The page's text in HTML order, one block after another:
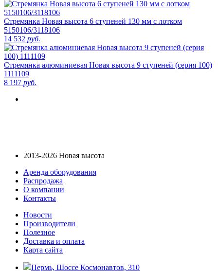
Стремянка Новая высота 6 ступеней 130 мм с лотком
5150106/3118106
14 532 руб.
Стремянка алюминиевая Новая высота 9 ступеней (серия 100)
1111109
8 197 руб.
2013-2026 Новая высота
Аренда оборудования
Распродажа
О компании
Контакты
Новости
Производители
Полезное
Доставка и оплата
Карта сайта
Пермь, Шоссе Космонавтов, 310